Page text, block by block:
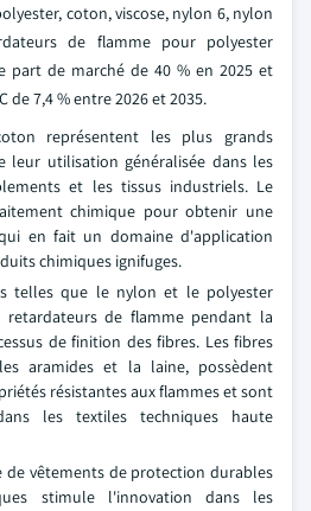
coton, viscose, nylon 6, nylon
de flamme pour polyester
part de marché de 40 % en 2025 et
de 7,4 % entre 2026 et 2035.
représentent les plus grands
leur utilisation généralisée dans les
et les tissus industriels. Le
chimique pour obtenir une
en fait un domaine d'application
chimiques ignifuges.
telles que le nylon et le polyester
retardateurs de flamme pendant la
de finition des fibres. Les fibres
aramides et la laine, possèdent
résistantes aux flammes et sont
les textiles techniques haute
de vêtements de protection durables
stimule l'innovation dans les